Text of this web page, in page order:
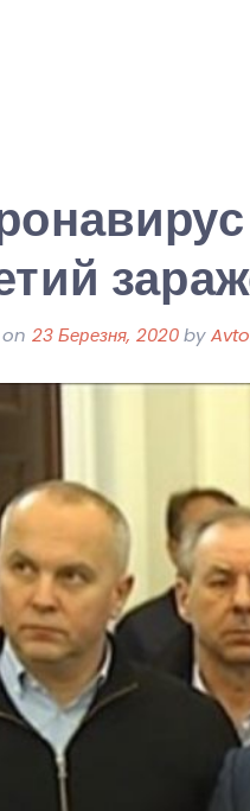
23 Березня, 2020by